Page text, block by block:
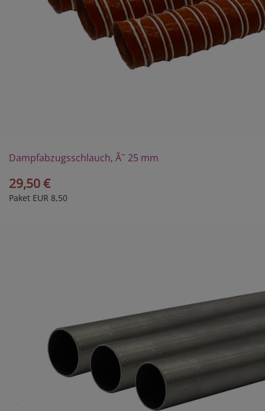
Dampfabzugsschlauch, Ã˜ 25 mm
29,50 €
Paket EUR 8,50